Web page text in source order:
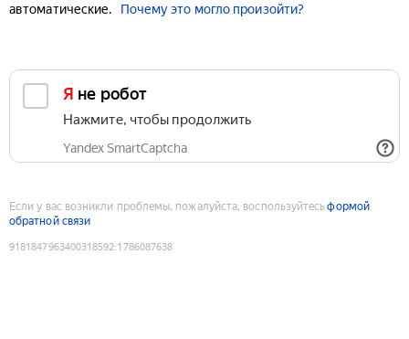
автоматические.
Почему это могло произойти?
Я не робот
Нажмите, чтобы продолжить
Yandex SmartCaptcha
Если у вас возникли проблемы, пожалуйста, воспользуйтесьформой
обратной связи
9181847963400318592:1786087638